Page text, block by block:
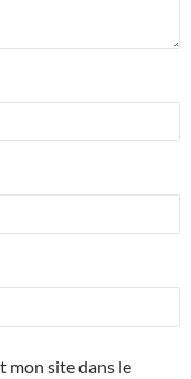
mon site dans le